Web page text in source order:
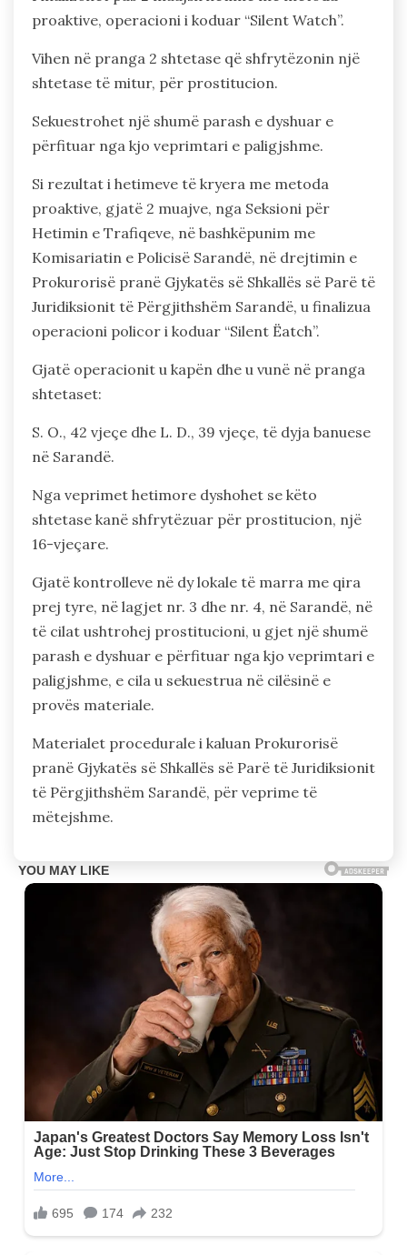
proaktive, operacioni i koduar “Silent Watch”.
Vihen në pranga 2 shtetase që shfrytëzonin një
shtetase të mitur, për prostitucion.
Sekuestrohet një shumë parash e dyshuar e
përfituar nga kjo veprimtari e paligjshme.
Si rezultat i hetimeve të kryera me metoda
proaktive, gjatë 2 muajve, nga Seksioni për
Hetimin e Trafiqeve, në bashkëpunim me
Komisariatin e Policisë Sarandë, në drejtimin e
Prokurorisë pranë Gjykatës së Shkallës së Parë të
Juridiksionit të Përgjithshëm Sarandë, u finalizua
operacioni policor i koduar “Silent Ëatch”.
Gjatë operacionit u kapën dhe u vunë në pranga
shtetaset:
S. O., 42 vjeçe dhe L. D., 39 vjeçe, të dyja banuese
në Sarandë.
Nga veprimet hetimore dyshohet se këto
shtetase kanë shfrytëzuar për prostitucion, një
16-vjeçare.
Gjatë kontrolleve në dy lokale të marra me qira
prej tyre, në lagjet nr. 3 dhe nr. 4, në Sarandë, në
të cilat ushtrohej prostitucioni, u gjet një shumë
parash e dyshuar e përfituar nga kjo veprimtari e
paligjshme, e cila u sekuestrua në cilësinë e
provës materiale.
Materialet procedurale i kaluan Prokurorisë
pranë Gjykatës së Shkallës së Parë të Juridiksionit
të Përgjithshëm Sarandë, për veprime të
mëtejshme.